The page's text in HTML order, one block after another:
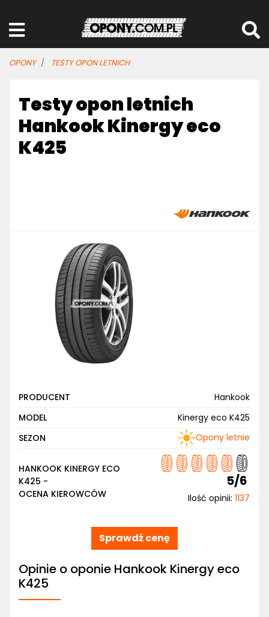
OPONY TESTY OPON LETNICH
Testy opon letnich
Hankook Kinergy eco
K425
PRODUCENT
Hankook
MODEL
Kinergy eco K425
SEZON
Opony letnie
HANKOOK KINERGY ECO
K425 -
OCENA KIEROWCÓW
5/6
Ilość opinii: 1137
Sprawdź cenę
Opinie o oponie Hankook Kinergy eco
K425